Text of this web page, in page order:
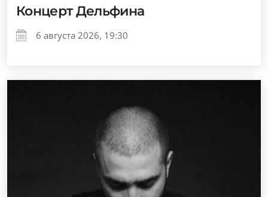
Концерт Дельфина
6 августа 2026, 19:30